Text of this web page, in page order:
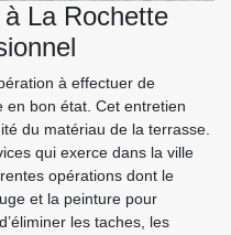
La Rochette
à effectuer de
en bon état. Cet entretien
du matériau de la terrasse.
qui exerce dans la ville
opérations dont le
et la peinture pour
les taches, les